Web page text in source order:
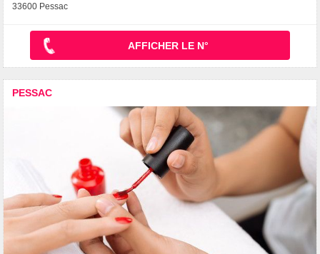
33600 Pessac
AFFICHER LE N°
PESSAC